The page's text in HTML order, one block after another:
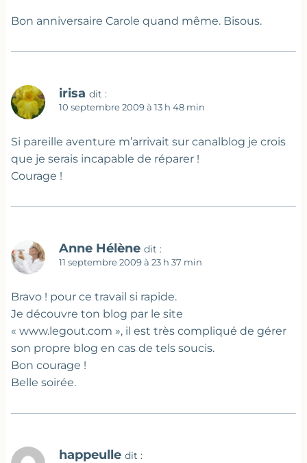
Bon anniversaire Carole quand même. Bisous.
irisa dit :
10 septembre 2009 à 13 h 48 min
Si pareille aventure m’arrivait sur canalblog je crois
que je serais incapable de réparer !
Courage !
Anne Hélène dit :
11 septembre 2009 à 23 h 37 min
Bravo ! pour ce travail si rapide.
Je découvre ton blog par le site
« www.legout.com », il est très compliqué de gérer
son propre blog en cas de tels soucis.
Bon courage !
Belle soirée.
happeulle dit :